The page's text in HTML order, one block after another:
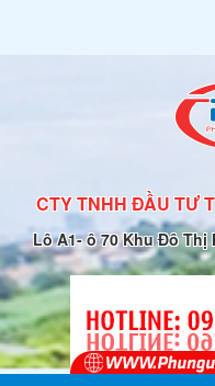
CTY TNHH ĐẦU TƯ
Lô A1- ô 70 Khu Đô Thị